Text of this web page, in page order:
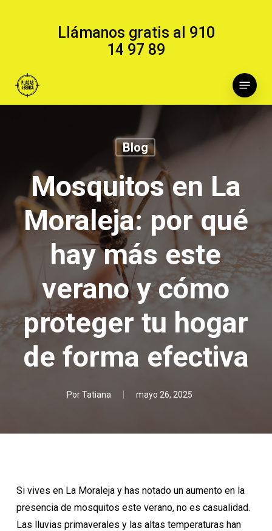
Llámanos gratis al 910
14 97 89
Menu
Blog
Mosquitos en La
Moraleja: por qué
hay más este
verano y cómo
proteger tu hogar
de forma efectiva
Por Tatiana mayo 26, 2025
Si vives en La Moraleja y has notado un aumento en la
presencia de mosquitos este verano, no es casualidad.
Las lluvias primaverales y las altas temperaturas han